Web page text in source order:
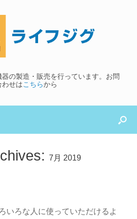
の製造・販売を行っています。お問
わせはこちらから
7月 2019
いろな人に使っていただけるよ